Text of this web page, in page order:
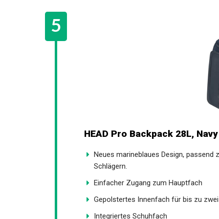
HEAD Pro Backpack 28L, Navy
Neues marineblaues Design, passend
Schlägern.
Einfacher Zugang zum Hauptfach
Gepolstertes Innenfach für bis zu
Integriertes Schuhfach